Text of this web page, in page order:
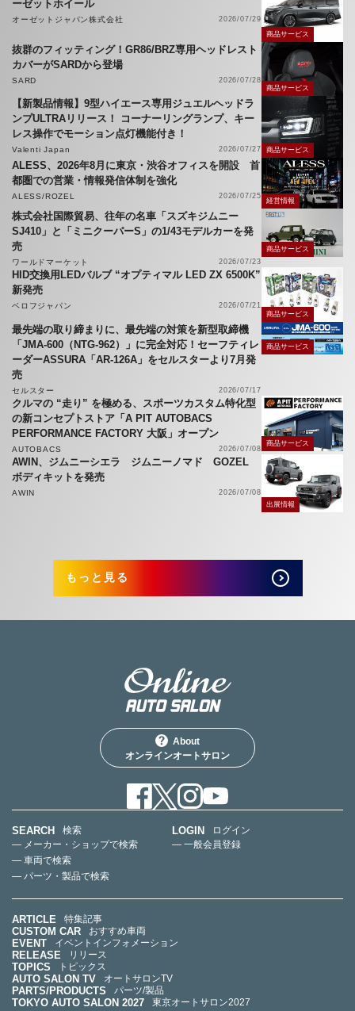
ーゼットホイール
オーゼットジャパン株式会社
2026/07/29
商品サービス
抜群のフィッティング！GR86/BRZ専用ヘッドレスト
カバーがSARDから登場
SARD
2026/07/28
商品サービス
【新製品情報】9型ハイエース専用ジュエルヘッドラ
ンプULTRAリリース！ コーナーリングランプ、キー
レス操作でモーション点灯機能付き！
Valenti Japan 2026/07/27 商品サービス
ALESS、2026年8月に東京・渋谷オフィスを開設 首
都圏での営業・情報発信体制を強化
ALESS/ROZEL 2026/07/25
経営情報
株式会社国際貿易、往年の名車「スズキジムニー
SJ410」と「ミニクーパーS」の1/43モデルカーを発
売
ワールドマーケット 2026/07/23
商品サービス
HID交換用LEDバルブ “オプティマル LED ZX 6500K”
新発売
ベロフジャパン
2026/07/21
商品サービス
最先端の取り締まりに、最先端の対策を新型取締機
「JMA-600（NTG-962）」に完全対応！セーフティレ
ーダーASSURA「AR-126A」をセルスターより7月発
売
セルスター 2026/07/17
商品サービス
クルマの “走り” を極める、スポーツカスタム特化型
の新コンセプトストア「A PIT AUTOBACS
PERFORMANCE FACTORY 大阪」オープン
AUTOBACS 2026/07/08
商品サービス
AWIN、ジムニーシエラ ジムニーノマド GOZEL
ボディキットを発売
AWIN
2026/07/08
出展情報
もっと見る
About
オンラインオートサロン
SEARCH
検索
— メーカー・ショップで検索
— 車両で検索
— パーツ・製品で検索
LOGIN
ログイン
— 一般会員登録
ARTICLE 特集記事
CUSTOM CAR おすすめ車両
EVENT イベントインフォメーション
RELEASE リリース
TOPICS トピックス
AUTO SALON TV オートサロンTV
PARTS/PRODUCTS パーツ/製品
TOKYO AUTO SALON 2027 東京オートサロン2027